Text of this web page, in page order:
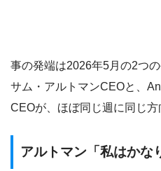
事の発端は2026年5月の2つ
サム・アルトマンCEOと、
CEOが、ほぼ同じ週に同じ方
アルトマン「私はかな